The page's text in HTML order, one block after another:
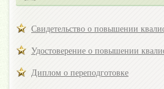
Свидетельство о повышении
Удостоверение о повышении
Диплом о переподготовке